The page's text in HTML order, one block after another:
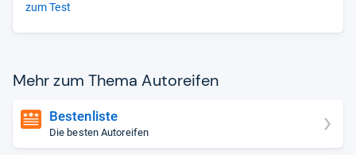
zum Test
Mehr zum Thema Auto­rei­fen
Bestenliste
Die besten Autoreifen